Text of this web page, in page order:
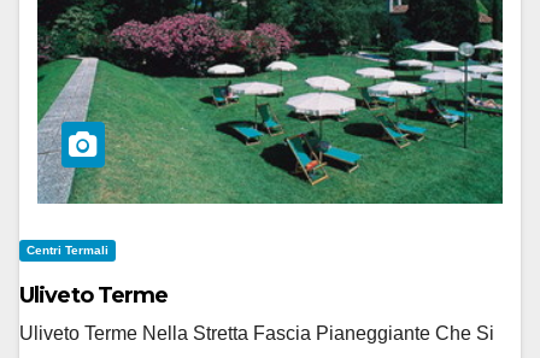
Centri Termali
Uliveto Terme
Uliveto Terme Nella Stretta Fascia Pianeggiante Che Si